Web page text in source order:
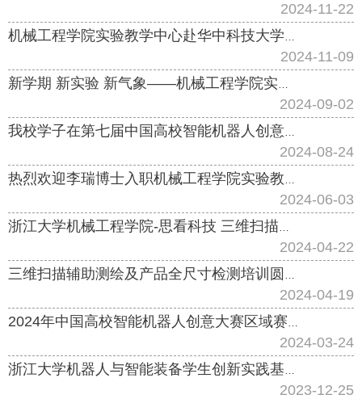
2024-11-22
机械工程学院实验教学中心赴华中科技大学调研参观
2024-11-09
新学期 新实验 新气象——机械工程学院实验教学中心2024-2025新学年工作会议成功召开
2024-09-02
我校学子在第七届中国高校智能机器人创意大赛决赛中取得佳绩
2024-08-24
热烈欢迎李瑞博士入职机械工程学院实验教学中心
2024-06-03
浙江大学机械工程学院-思看科技 三维扫描实践教学实验室举行揭牌仪式
2024-04-22
三维扫描辅助测绘及产品全尺寸检测培训圆满结束
2024-04-19
2024年中国高校智能机器人创意大赛区域赛工作会议顺利举行
2024-03-24
浙江大学机器人与智能装备学生创新实践基地启用仪式成功举行
2023-12-25